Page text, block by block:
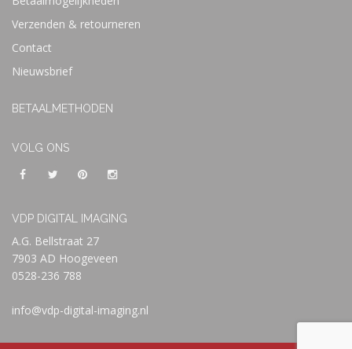
Verzenden & retourneren
Contact
Nieuwsbrief
BETAALMETHODEN
VOLG ONS
VDP DIGITAL IMAGING
A.G. Bellstraat 27
7903 AD Hoogeveen
0528-236 788
info@vdp-digital-imaging.nl